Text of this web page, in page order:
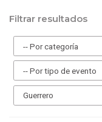
Filtrar resultados